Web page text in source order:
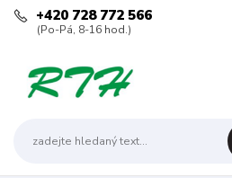
+420 728 772 566
(Po-Pá, 8-16 hod.)